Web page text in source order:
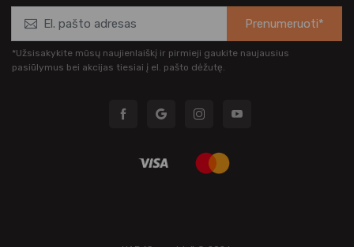
Prenumeruoti*
*Užsisakykite mūsų naujienlaiškį ir pirmieji gaukite naujausius
pasiūlymus bei akcijas tiesiai į el. pašto dėžutę.